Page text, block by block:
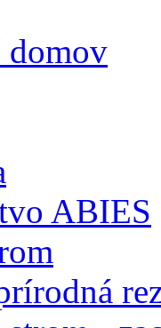
domov
ABIES